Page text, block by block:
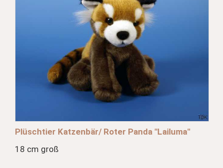
Plüschtier Katzenbär/ Roter Panda "Lailuma"
18 cm groß